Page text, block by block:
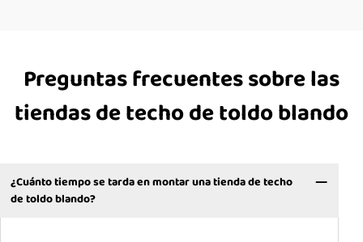
Preguntas frecuentes sobre las
tiendas de techo de toldo blando
¿Cuánto tiempo se tarda en montar una tienda de techo
de toldo blando?